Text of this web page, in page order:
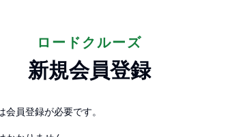
ロードクルーズ
新規会員登録
員登録が必要です。